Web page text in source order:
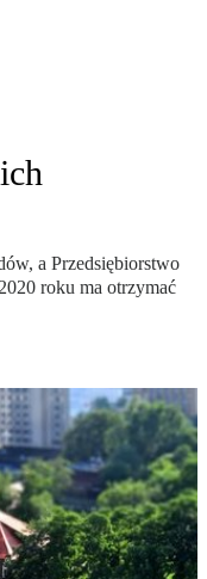
a Przedsiębiorstwo
roku ma otrzymać